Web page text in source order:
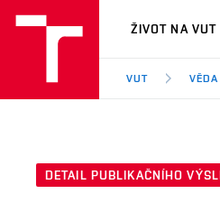
VUT
ŽIVOT NA VUT
VUT
DETAIL PUBLIKAČNÍHO